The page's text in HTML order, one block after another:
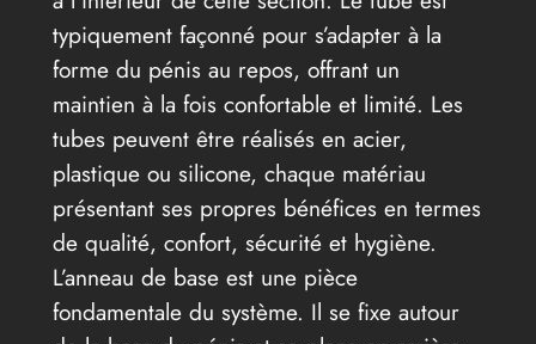
typiquement façonné pour s’adapter à la
forme du pénis au repos, offrant un
maintien à la fois confortable et limité. Les
tubes peuvent être réalisés en acier,
plastique ou silicone, chaque matériau
présentant ses propres bénéfices en termes
de qualité, confort, sécurité et hygiène.
L’anneau de base est une pièce
fondamentale du système. Il se fixe autour